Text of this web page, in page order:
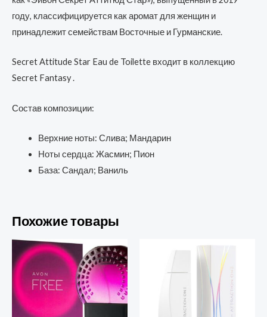
году, классифицируется как аромат для женщин и
принадлежит семействам Восточные и Гурманские.
Secret Attitude Star Eau de Toilette входит в коллекцию
Secret Fantasy .
Состав композиции:
Верхние ноты: Слива; Мандарин
Ноты сердца: Жасмин; Пион
База: Сандал; Ваниль
Похожие товары